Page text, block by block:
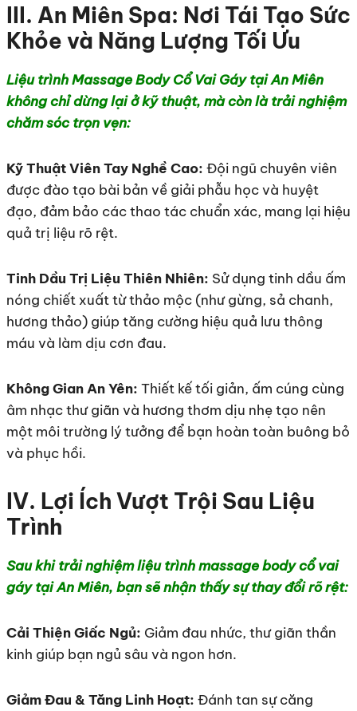
III. An Miên Spa: Nơi Tái Tạo Sức
Khỏe và Năng Lượng Tối Ưu
Liệu trình Massage Body Cổ Vai Gáy tại An Miên
không chỉ dừng lại ở kỹ thuật, mà còn là trải nghiệm
chăm sóc trọn vẹn:
Kỹ Thuật Viên Tay Nghề Cao: Đội ngũ chuyên viên
được đào tạo bài bản về giải phẫu học và huyệt
đạo, đảm bảo các thao tác chuẩn xác, mang lại hiệu
quả trị liệu rõ rệt.
Tinh Dầu Trị Liệu Thiên Nhiên: Sử dụng tinh dầu ấm
nóng chiết xuất từ thảo mộc (như gừng, sả chanh,
hương thảo) giúp tăng cường hiệu quả lưu thông
máu và làm dịu cơn đau.
Không Gian An Yên: Thiết kế tối giản, ấm cúng cùng
âm nhạc thư giãn và hương thơm dịu nhẹ tạo nên
một môi trường lý tưởng để bạn hoàn toàn buông bỏ
và phục hồi.
IV. Lợi Ích Vượt Trội Sau Liệu
Trình
Sau khi trải nghiệm liệu trình massage body cổ vai
gáy tại An Miên, bạn sẽ nhận thấy sự thay đổi rõ rệt:
Cải Thiện Giấc Ngủ: Giảm đau nhức, thư giãn thần
kinh giúp bạn ngủ sâu và ngon hơn.
Giảm Đau & Tăng Linh Hoạt: Đánh tan sự căng